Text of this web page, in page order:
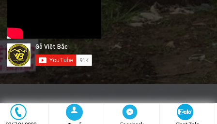
THIẾT KẾ WEB TẠI VĨNH PHÚC2026 © vpseo.vn